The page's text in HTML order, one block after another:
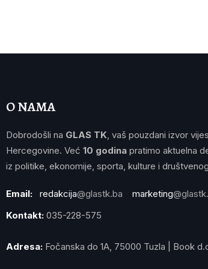
O NAMA
Dobrodošli na GLAS TK, vaš pouzdani izvor
Hercegovine. Već 10 godina pratimo aktuelna
iz politike, ekonomije, sporta, kulture i
Email: redakcija@glastk.ba marketing
Kontakt: 035-228-575
Adresa: Fočanska do 1A, 75000 Tuzla | Book